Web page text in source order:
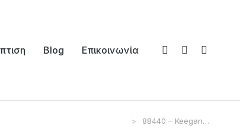
Blog Επικοινωνία
88440 – Keegan…